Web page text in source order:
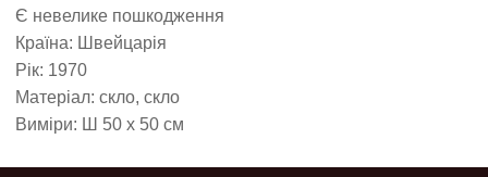
Є невелике пошкодження
Країна: Швейцарія
Рік: 1970
Матеріал: скло, скло
Виміри: Ш 50 х 50 см